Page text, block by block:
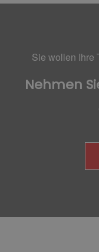
Sie wollen Ihre
Nehmen